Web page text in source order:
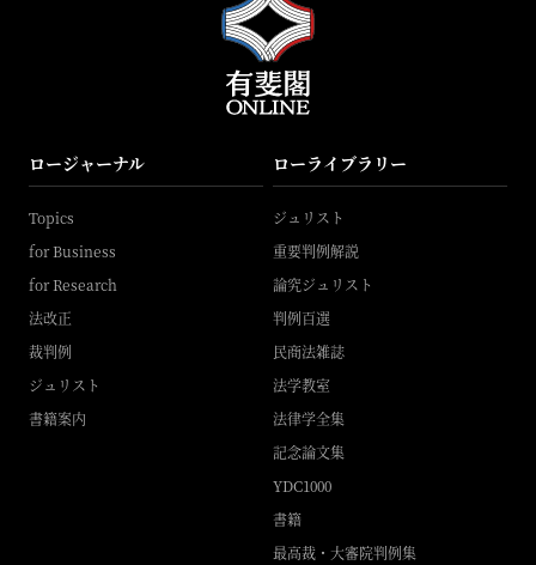
ロージャーナル
Topics
for Business
for Research
法改正
裁判例
ジュリスト
書籍案内
ローライブラリー
ジュリスト
重要判例解説
論究ジュリスト
判例百選
民商法雑誌
法学教室
法律学全集
記念論文集
YDC1000
書籍
最高裁・大審院判例集